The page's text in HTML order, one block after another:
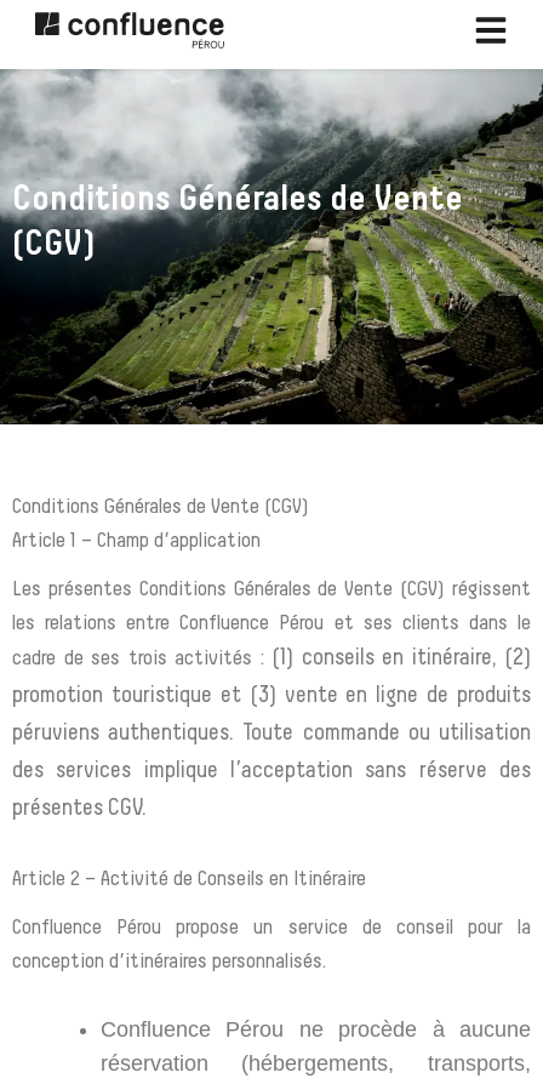
Passer
contenu
Conditions Générales de Vente
(CGV)
Conditions Générales de Vente (CGV)
Article 1 – Champ d’application
Les présentes Conditions Générales de Vente (CGV) régissent
les relations entre Confluence Pérou et ses clients dans le
cadre de ses trois activités : (1) conseils en itinéraire, (2)
promotion touristique et (3) vente en ligne de produits
péruviens authentiques. Toute commande ou utilisation
des services implique l’acceptation sans réserve des
présentes CGV.
Article 2 – Activité de Conseils en Itinéraire
Confluence Pérou propose un service de conseil pour la
conception d’itinéraires personnalisés.
Confluence Pérou ne procède à aucune
réservation (hébergements, transports,